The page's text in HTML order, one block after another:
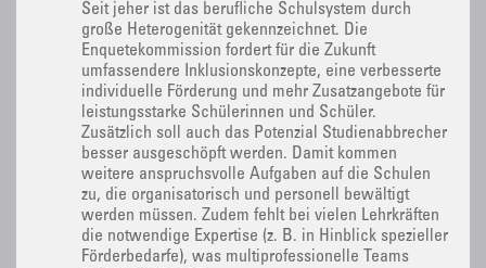
Seit jeher ist das berufliche Schulsystem durch
große Heterogenität gekennzeichnet. Die
Enquetekommission fordert für die Zukunft
umfassendere Inklusionskonzepte, eine verbesserte
individuelle Förderung und mehr Zusatzangebote für
leistungsstarke Schülerinnen und Schüler.
Zusätzlich soll auch das Potenzial Studienabbrecher
besser ausgeschöpft werden. Damit kommen
weitere anspruchsvolle Aufgaben auf die Schulen
zu, die organisatorisch und personell bewältigt
werden müssen. Zudem fehlt bei vielen Lehrkräften
die notwendige Expertise (z. B. in Hinblick spezieller
Förderbedarfe), was multiprofessionelle Teams